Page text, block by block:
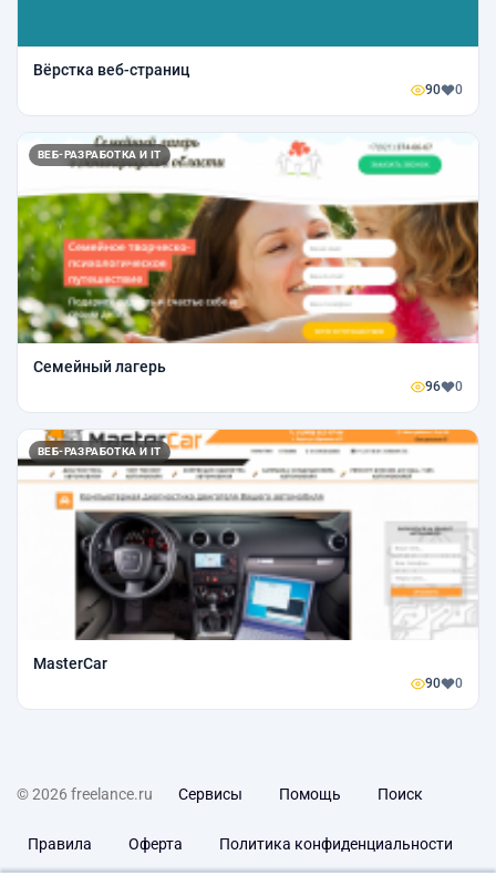
Вёрстка веб-страниц
90 0
ВЕБ-РАЗРАБОТКА И IT
Семейный лагерь
96 0
ВЕБ-РАЗРАБОТКА И IT
MasterCar
90 0
© 2026 freelance.ru Сервисы Помощь Поиск
Правила Оферта Политика конфиденциальности